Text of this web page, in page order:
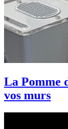
La Pomme
vos murs